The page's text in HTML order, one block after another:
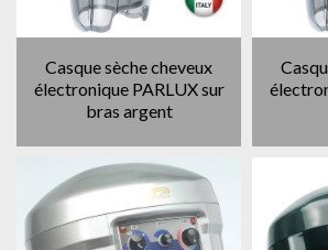
Casque sèche cheveux
électronique PARLUX sur
bras argent